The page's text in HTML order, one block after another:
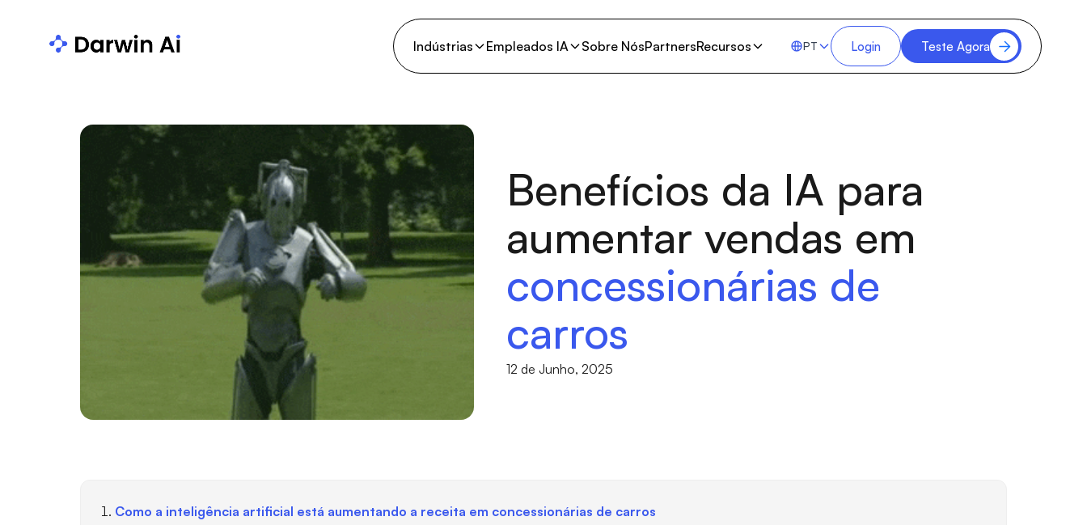
Indústrias Empleados IA Sobre NósPartnersRecursos PT Login Teste Agora
Benefícios da IA para
aumentar vendas em
concessionárias de
carros
12 de Junho, 2025
Como a inteligência artificial está aumentando a receita em concessionárias de carros